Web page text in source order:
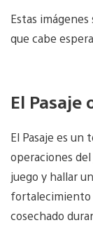
Estas
que cabe
El Pasaje
El Pasaje es
operaciones
juego y hallar
fortalecimiento
cosechado